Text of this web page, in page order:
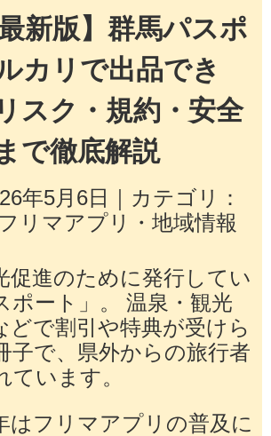
最新版】群馬パスポ
カリで出品でき
スク・規約・安全
で徹底解説
年5月6日｜カテゴリ：
リマアプリ・地域情報
促進のために発行してい
ポート」。 温泉・観光
どで割引や特典が受けら
子で、県外からの旅行者
ています。
はフリマアプリの普及に